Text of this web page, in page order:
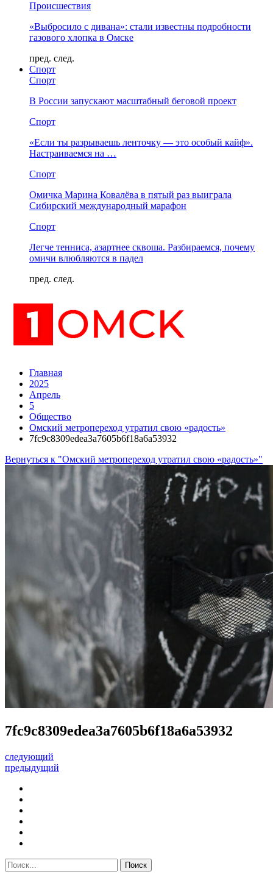
Происшествия
«Выбросило с дивана»: стали известны подробности
газового хлопка в Омске
пред. след.
Спорт
Спорт
В России запускают масштабный беговой проект
Спорт
«Если ты разрываешь ленточку — это особый кайф».
Настраиваемся на …
Спорт
Омичка Марина Ковалёва в пятый раз выиграла
Сибирский международный марафон
Спорт
Легче тенниса, азартнее сквоша. Разбираемся, почему
омичи влюбляются в падел
пред. след.
Главная
2025
Апрель
5
Общество
Омский метропереход утратил свою «радость»
7fc9c8309edea3a7605b6f18a6a53932
Вернуться к "Омский метропереход утратил свою «радость»"
7fc9c8309edea3a7605b6f18a6a53932
следующий
предыдущий